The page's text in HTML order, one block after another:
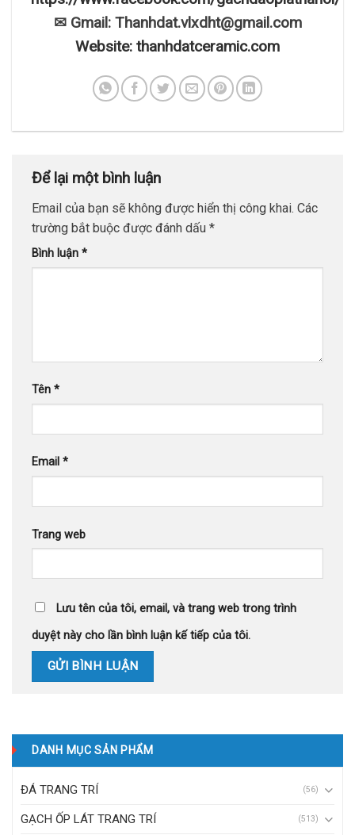
DANH MỤC SẢN PHẨM
ĐÁ TRANG TRÍ (56)
GẠCH ỐP LÁT TRANG TRÍ (513)
✉ Gmail: Thanhdat.vlxdht@gmail.com
Website: thanhdatceramic.com
Để lại một bình luận
Email của bạn sẽ không được hiển thị công khai. Các
trường bắt buộc được đánh dấu *
Bình luận *
Tên *
Email *
Trang web
Lưu tên của tôi, email, và trang web trong trình
duyệt này cho lần bình luận kế tiếp của tôi.